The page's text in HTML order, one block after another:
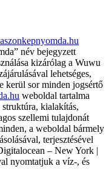
név bejegyzett
kizárólag a Wuwu
lehetséges,
kerül sor minden jogsértő
weboldal tartalma
kialakítás,
szellemi tulajdonát
a weboldal bármely
terjesztésével
– New York |
nyomtatjuk a víz-, és